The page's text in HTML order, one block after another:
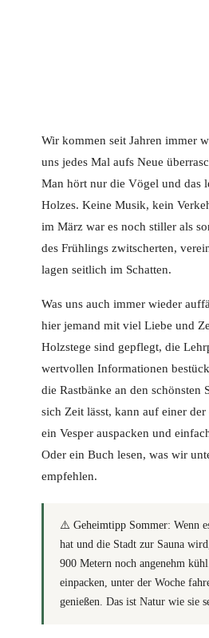
Wir kommen seit Jahren immer
uns jedes Mal aufs Neue
Man hört nur die Vögel und das
Holzes. Keine Musik, kein
im März war es noch stiller als
des Frühlings zwitscherten,
lagen seitlich im Schatten.
Was uns auch immer wieder
hier jemand mit viel Liebe und
Holzstege sind gepflegt, die
wertvollen Informationen
die Rastbänke an den schönsten
sich Zeit lässt, kann auf einer
ein Vesper auspacken und
Oder ein Buch lesen, was wir
empfehlen.
⚠️ Geheimtipp Sommer: Wenn
hat und die Stadt zur Sauna
900 Metern noch angenehm
einpacken, unter der Woche
genießen. Das ist Natur wie sie